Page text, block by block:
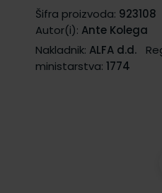
Šifra proizvoda: 923108
Autor(i): Ante Kolega
Nakladnik: ALFA d.d.
ministarstva: 1774